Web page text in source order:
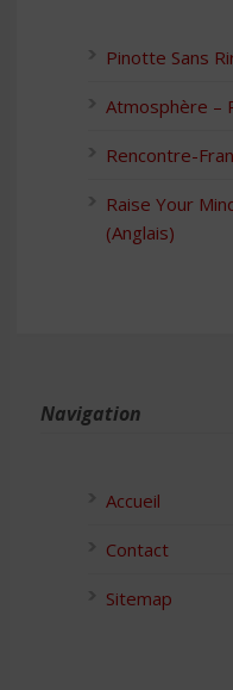
Pinotte Sans
Atmosphère –
Rencontre-
Raise Your
(Anglais)
Navigation
Accueil
Contact
Sitemap